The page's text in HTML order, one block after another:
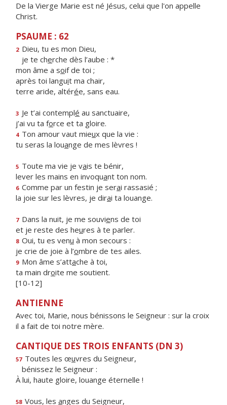
De la Vierge Marie est né Jésus, celui que l'on appelle
Christ.
PSAUME : 62
2 Dieu, tu es mon Dieu,
je te cherche dès l’aube : *
mon âme a soif de toi ;
après toi languit ma chair,
terre aride, altérée, sans eau.
3 Je t’ai contemplé au sanctuaire,
j’ai vu ta force et ta gloire.
4 Ton amour vaut mieux que la vie :
tu seras la louange de mes lèvres !
5 Toute ma vie je vais te bénir,
lever les mains en invoquant ton nom.
6 Comme par un festin je serai rassasié ;
la joie sur les lèvres, je dirai ta louange.
7 Dans la nuit, je me souviens de toi
et je reste des heures à te parler.
8 Oui, tu es venu à mon secours :
je crie de joie à l’ombre de tes ailes.
9 Mon âme s’attache à toi,
ta main droite me soutient.
[10-12]
ANTIENNE
Avec toi, Marie, nous bénissons le Seigneur : sur la croix
il a fait de toi notre mère.
CANTIQUE DES TROIS ENFANTS (DN 3)
57 Toutes les œuvres du Seigneur,
bénissez le Seigneur :
À lui, haute gloire, louange éternelle !
58 Vous, les anges du Seigneur,